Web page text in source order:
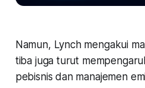
Namun, Lynch mengakui
tiba juga turut
pebisnis dan manajemen